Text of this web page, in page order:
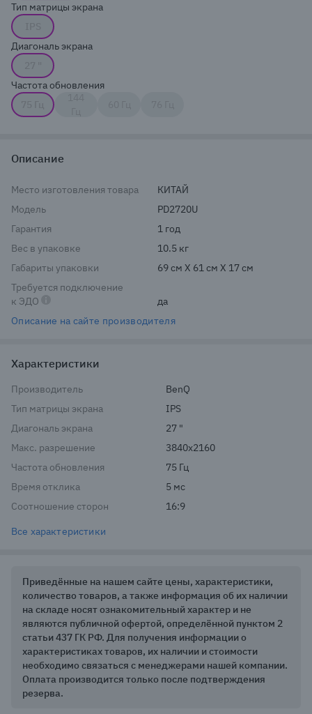
Тип матрицы экрана
Диагональ экрана
Частота обновления
Описание
Место изготовления товара
КИТАЙ
Модель
PD2720U
Гарантия
1 год
Вес в упаковке
10.5 кг
Габариты упаковки
69 см X 61 см X 17 см
Требуется подключение
к ЭДО
да
Описание на сайте производителя
Характеристики
Производитель
BenQ
Тип матрицы экрана
IPS
Диагональ экрана
27 "
Макс. разрешение
3840x2160
Частота обновления
75 Гц
Время отклика
5 мс
Соотношение сторон
16:9
Все характеристики
Приведённые на нашем сайте цены, характеристики,
количество товаров, а также информация об их наличии
на складе носят ознакомительный характер и не
являются публичной офертой, определённой пунктом 2
статьи 437 ГК РФ. Для получения информации о
характеристиках товаров, их наличии и стоимости
необходимо связаться с менеджерами нашей компании.
Оплата производится только после подтверждения
резерва.